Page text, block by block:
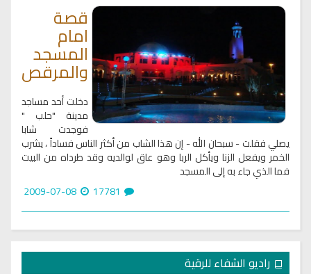
قصة
امام
المسجد
والمرقص
دخلت أحد مساجد
مدينة "حلب "
فوجدت شابا
يصلي فقلت - سبحان الله - إن هذا الشاب من أكثر الناس فساداً ، يشرب
الخمر ويفعل الزنا ويأكل الربا وهو عاق لوالديه وقد طرداه من البيت
فما الذي جاء به إلى المسجد
راديو الشفاء للرقية